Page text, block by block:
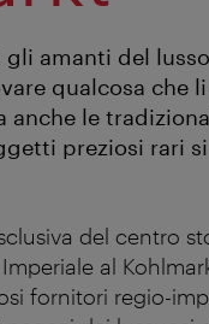
gli amanti del
qualcosa che
anche le
preziosi rari
del centro
al
fornitori regio-